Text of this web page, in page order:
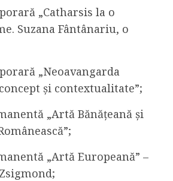
„Catharsis la o
Suzana Fântânariu, o
„Neoavangarda
și contextualitate”;
„Artă Bănățeană și
„Artă Europeană” –